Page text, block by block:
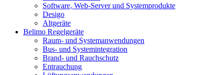
Software, Web-Server und Systemprodukte
Desigo
Altgeräte
Belimo Regelgeräte
Raum- und Systemanwendungen
Bus- und Systemintegration
Brand- und Rauchschutz
Entrauchung